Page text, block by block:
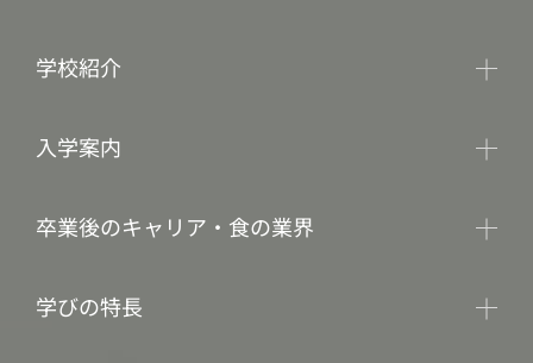
学校紹介
入学案内
卒業後のキャリア・食の業界
学びの特長